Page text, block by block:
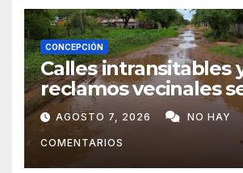
CONCEPCIÓN
Calles intransitables
reclamos vecinales
repiten en barrios de
Concepción
AGOSTO 7, 2026 NO HAY
COMENTARIOS